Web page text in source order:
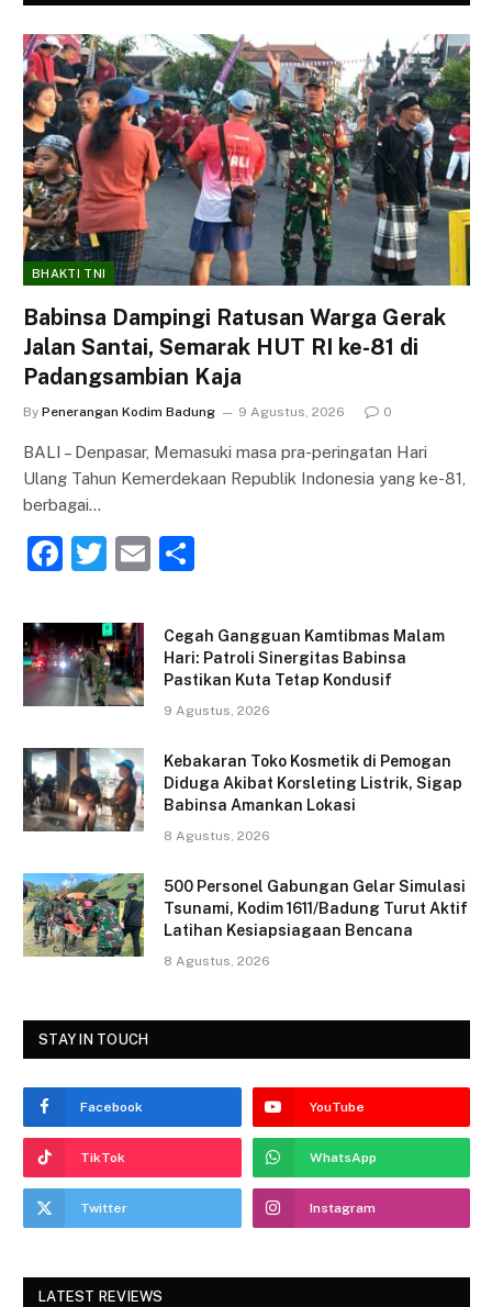
BHAKTI TNI
Babinsa Dampingi Ratusan Warga Gerak
Jalan Santai, Semarak HUT RI ke-81 di
Padangsambian Kaja
By Penerangan Kodim Badung 9 Agustus, 2026 0
BALI – Denpasar, Memasuki masa pra-peringatan Hari
Ulang Tahun Kemerdekaan Republik Indonesia yang ke-81,
berbagai…
F
c
e
b
o
k
T
itt
er
E
ai ar
e
Cegah Gangguan Kamtibmas Malam
Hari: Patroli Sinergitas Babinsa
Pastikan Kuta Tetap Kondusif
9 Agustus, 2026
Kebakaran Toko Kosmetik di Pemogan
Diduga Akibat Korsleting Listrik, Sigap
Babinsa Amankan Lokasi
8 Agustus, 2026
500 Personel Gabungan Gelar Simulasi
Tsunami, Kodim 1611/Badung Turut Aktif
Latihan Kesiapsiagaan Bencana
8 Agustus, 2026
STAY IN TOUCH
Facebook YouTube
TikTok WhatsApp
Twitter Instagram
LATEST REVIEWS